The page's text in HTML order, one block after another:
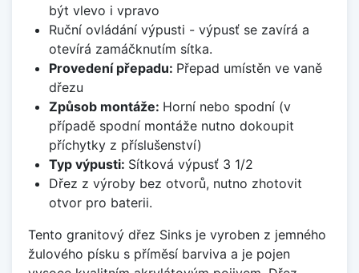
být vlevo i vpravo
Ruční ovládání výpusti - výpusť se zavírá a
otevírá zamáčknutím sítka.
Provedení přepadu: Přepad umístěn ve vaně
dřezu
Způsob montáže: Horní nebo spodní (v
případě spodní montáže nutno dokoupit
příchytky z příslušenství)
Typ výpusti: Sítková výpusť 3 1/2
Dřez z výroby bez otvorů, nutno zhotovit
otvor pro baterii.
Tento granitový dřez Sinks je vyroben z jemného
žulového písku s příměsí barviva a je pojen